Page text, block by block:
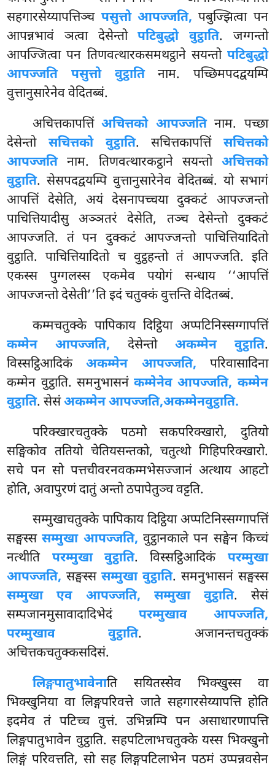
सहगारसेय्यापत्तिञ्च पसुत्तो आपज्जति, पबुज्झित्वा पन
आपन्नभावं ञत्वा देसेन्तोपटिबुद्धो वुट्ठाति. जग्गन्तो
आपज्जित्वा पन तिणवत्थारकसमथट्ठाने सयन्तो पटिबुद्धो
आपज्जति पसुत्तो वुट्ठातिनाम. पच्छिमपदद्वयम्पि
वुत्तानुसारेनेव वेदितब्बं.
अचित्तकापत्तिंअचित्तको आपज्जतिनाम. पच्छा
देसेन्तो सचित्तको वुट्ठाति. सचित्तकापत्तिं सचित्तको
आपज्जतिनाम. तिणवत्थारकट्ठाने सयन्तो अचित्तको
वुट्ठाति. सेसपदद्वयम्पि वुत्तानुसारेनेव वेदितब्बं. यो सभागं
आपत्तिं देसेति, अयं देसनापच्चया दुक्कटं आपज्जन्तो
पाचित्तियादीसु अञ्ञतरं देसेति, तञ्च देसेन्तो दुक्कटं
आपज्जति. तं पन दुक्कटं आपज्जन्तो पाचित्तियादितो
वुट्ठाति. पाचित्तियादितो च वुट्ठहन्तो तं आपज्जति. इति
एकस्स पुग्गलस्स एकमेव पयोगं सन्धाय ‘‘आपत्तिं
आपज्जन्तो देसेती’’ति इदं चतुक्कं वुत्तन्ति वेदितब्बं.
कम्मचतुक्के पापिकाय दिट्ठिया अप्पटिनिस्सग्गापत्तिं
कम्मेन आपज्जति, देसेन्तो अकम्मेन वुट्ठाति.
विस्सट्ठिआदिकंअकम्मेन आपज्जति, परिवासादिना
कम्मेन वुट्ठाति. समनुभासनंकम्मेनेव आपज्जति, कम्मेन
वुट्ठाति. सेसंअकम्मेन आपज्जति,अकम्मेनवुट्ठाति.
परिक्खारचतुक्के पठमोसकपरिक्खारो, दुतियो
सङ्घिकोव ततियो चेतियसन्तको, चतुत्थो गिहिपरिक्खारो.
सचे पन सो पत्तचीवरनवकम्मभेसज्जानं अत्थाय आहटो
होति, अवापुरणं दातुं अन्तो ठपापेतुञ्च वट्टति.
सम्मुखाचतुक्के पापिकाय दिट्ठिया अप्पटिनिस्सग्गापत्तिं
सङ्घस्ससम्मुखा आपज्जति, वुट्ठानकाले पन सङ्घेन किच्चं
नत्थीति परम्मुखा वुट्ठाति. विस्सट्ठिआदिकं परम्मुखा
आपज्जति, सङ्घस्ससम्मुखा वुट्ठाति. समनुभासनं सङ्घस्स
सम्मुखा एव आपज्जति, सम्मुखा वुट्ठाति. सेसं
सम्पजानमुसावादादिभेदं परम्मुखाव आपज्जति,
परम्मुखाव वुट्ठाति. अजानन्तचतुक्कं
अचित्तकचतुक्कसदिसं.
लिङ्गपातुभावेनाति सयितस्सेव भिक्खुस्स वा
भिक्खुनिया वा लिङ्गपरिवत्ते जाते सहगारसेय्यापत्ति होति
इदमेव तं पटिच्च वुत्तं. उभिन्नम्पि पन असाधारणापत्ति
लिङ्गपातुभावेन वुट्ठाति. सहपटिलाभचतुक्के यस्स भिक्खुनो
लिङ्गं परिवत्तति, सो सह लिङ्गपटिलाभेन पठमं उप्पन्नवसेन